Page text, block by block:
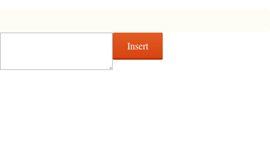
Insert